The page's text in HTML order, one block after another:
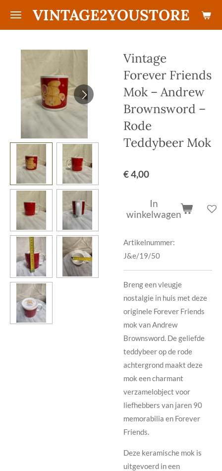
Ga
VINTAGE2YOUSTORE
Vintage
Forever Friends
Mok – Andrew
Brownsword –
Rode
Teddybeer Mok
€ 4,00
In
winkelwagen
Artikelnummer:
J&e/19/50
Breng een vleugje
nostalgie in huis met deze
originele Forever Friends
mok van Andrew
Brownsword. De geliefde
teddybeer op de rode
achtergrond maakt deze
mok een charmant
verzamelobject voor
liefhebbers van jaren 90
memorabilia en Forever
Friends.
Deze keramische mok is
uitgevoerd in een